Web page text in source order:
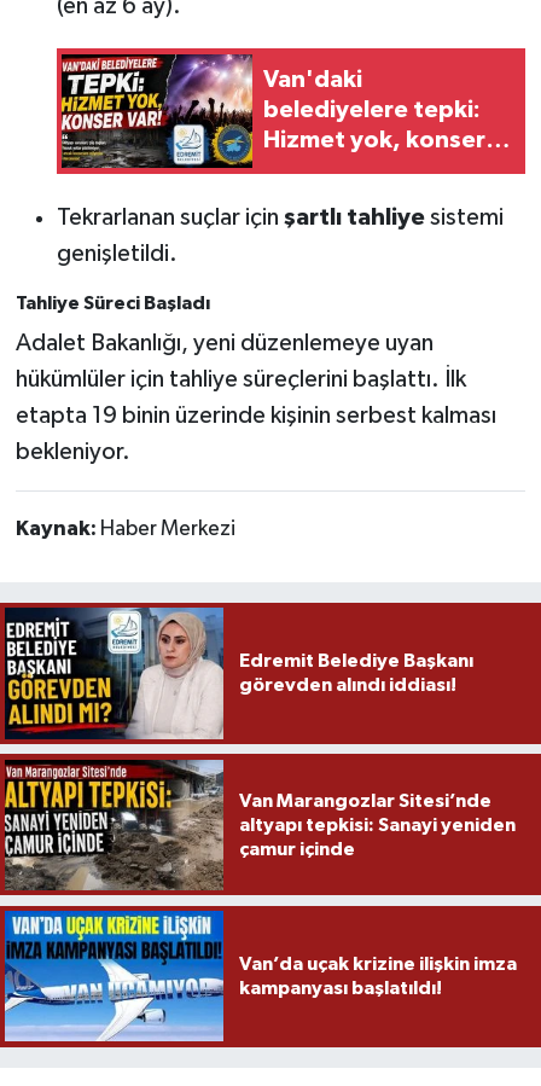
(en az 6 ay).
Van'daki
belediyelere tepki:
Hizmet yok, konser
var
Tekrarlanan suçlar için şartlı tahliyesistemi
genişletildi.
Tahliye Süreci Başladı
Adalet Bakanlığı, yeni düzenlemeye uyan
hükümlüler için tahliye süreçlerini başlattı. İlk
etapta 19 binin üzerinde kişinin serbest kalması
bekleniyor.
Kaynak: Haber Merkezi
Edremit Belediye Başkanı
görevden alındı iddiası!
Van Marangozlar Sitesi’nde
altyapı tepkisi: Sanayi yeniden
çamur içinde
Van’da uçak krizine ilişkin imza
kampanyası başlatıldı!